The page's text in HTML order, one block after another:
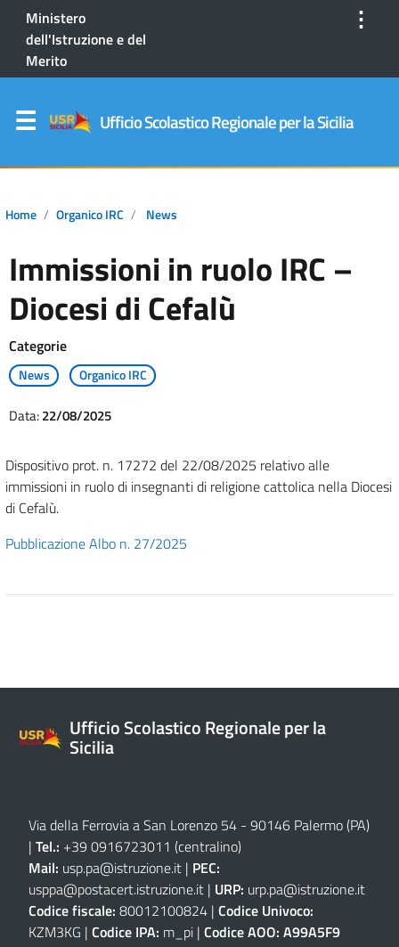
Ministero
dell'Istruzione e del
Merito
⋮
Ufficio Scolastico Regionale per la Sicilia
Home Organico IRC News
Immissioni in ruolo IRC –
Diocesi di Cefalù
Categorie
News Organico IRC
Data:22/08/2025
Dispositivo prot. n. 17272 del 22/08/2025 relativo alle
immissioni in ruolo di insegnanti di religione cattolica nella Diocesi
di Cefalù.
Pubblicazione Albo n. 27/2025
Ufficio Scolastico Regionale per la
Sicilia
Via della Ferrovia a San Lorenzo 54 - 90146 Palermo (PA)
| Tel.: +39 0916723011 (centralino)
Mail: usp.pa@istruzione.it | PEC:
usppa@postacert.istruzione.it | URP: urp.pa@istruzione.it
Codice fiscale: 80012100824 | Codice Univoco:
KZM3KG | Codice IPA: m_pi | Codice AOO: A99A5F9